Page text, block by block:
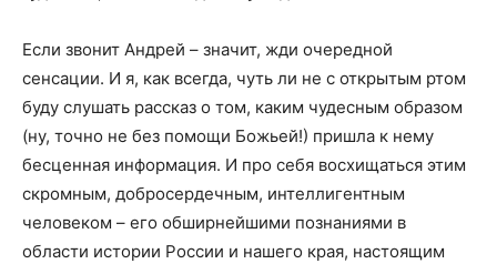
Если звонит Андрей – значит, жди очередной
сенсации. И я, как всегда, чуть ли не с открытым ртом
буду слушать рассказ о том, каким чудесным образом
(ну, точно не без помощи Божьей!) пришла к нему
бесценная информация. И про себя восхищаться этим
скромным, добросердечным, интеллигентным
человеком – его обширнейшими познаниями в
области истории России и нашего края, настоящим